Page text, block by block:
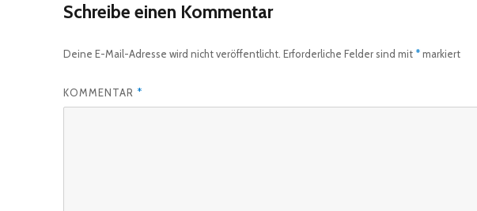
Schreibe einen Kommentar
Deine E-Mail-Adresse wird nicht veröffentlicht. Erforderliche Felder sind mit *markiert
KOMMENTAR *